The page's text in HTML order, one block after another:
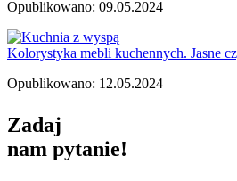
Opublikowano: 09.05.2024
Kolorystyka mebli kuchennych. Jasne
Opublikowano: 12.05.2024
Zadaj
nam pytanie!